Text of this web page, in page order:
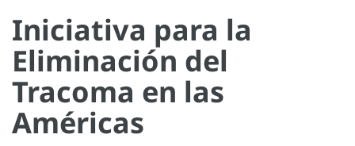
Iniciativa para la
Eliminación del
Tracoma en las
Américas